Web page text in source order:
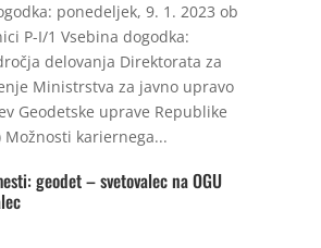
ponedeljek, 9. 1. 2023 ob
P-I/1 Vsebina dogodka:
delovanja Direktorata za
Ministrstva za javno upravo
Geodetske uprave Republike
Možnosti kariernega...
geodet – svetovalec na OGU